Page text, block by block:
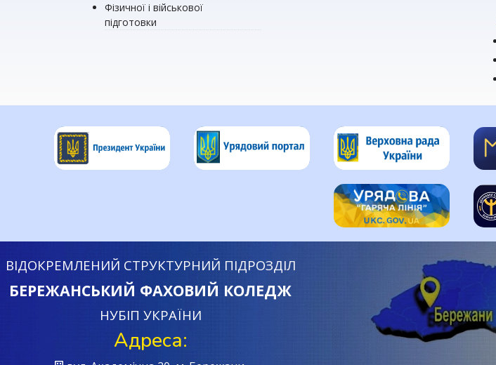
Фізичної і військової
підготовки
ВІДОКРЕМЛЕНИЙ СТРУКТУРНИЙ ПІДРОЗДІЛ
БЕРЕЖАНСЬКИЙ ФАХОВИЙ КОЛЕДЖ
НУБІП УКРАЇНИ
Адреса: